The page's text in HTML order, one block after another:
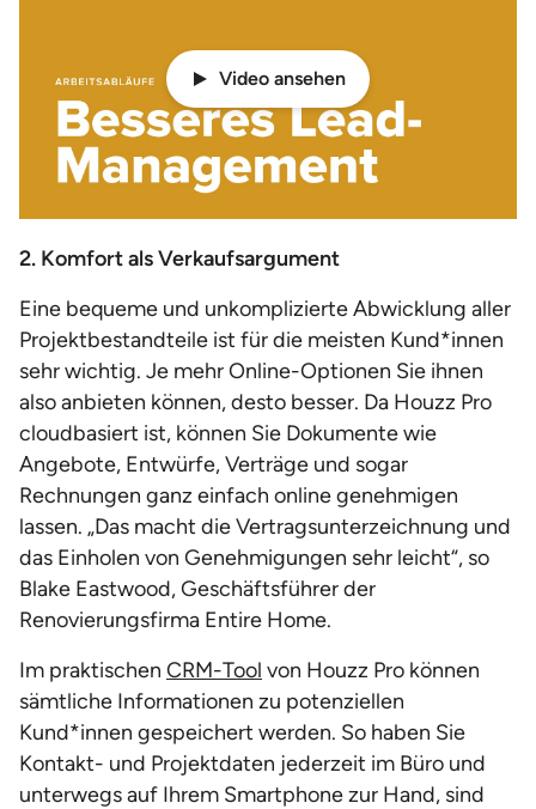
Video ansehen
2. Komfort als Verkaufsargument
Eine bequeme und unkomplizierte Abwicklung aller
Projektbestandteile ist für die meisten Kund*innen
sehr wichtig. Je mehr Online-Optionen Sie ihnen
also anbieten können, desto besser. Da Houzz Pro
cloudbasiert ist, können Sie Dokumente wie
Angebote, Entwürfe, Verträge und sogar
Rechnungen ganz einfach online genehmigen
lassen. „Das macht die Vertragsunterzeichnung und
das Einholen von Genehmigungen sehr leicht“, so
Blake Eastwood, Geschäftsführer der
Renovierungsfirma Entire Home.
Im praktischen CRM-Tool von Houzz Pro können
sämtliche Informationen zu potenziellen
Kund*innen gespeichert werden. So haben Sie
Kontakt- und Projektdaten jederzeit im Büro und
unterwegs auf Ihrem Smartphone zur Hand, sind